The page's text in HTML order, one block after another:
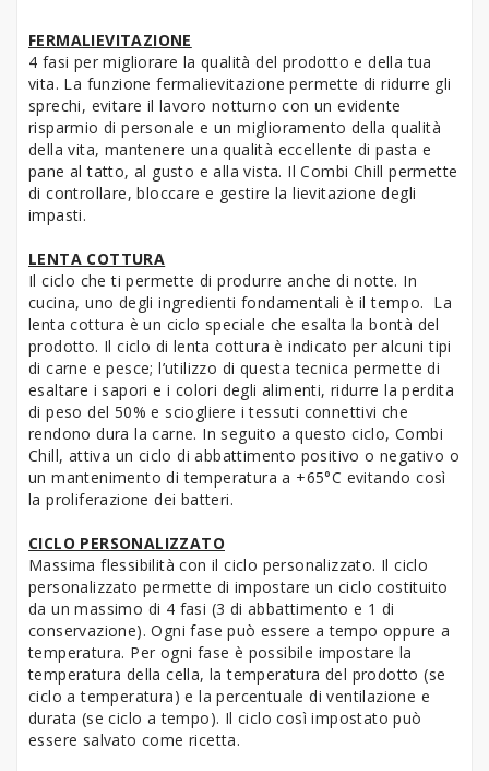
FERMALIEVITAZIONE
4 fasi per migliorare la qualità del prodotto e della tua
vita. La funzione fermalievitazione permette di ridurre gli
sprechi, evitare il lavoro notturno con un evidente
risparmio di personale e un miglioramento della qualità
della vita, mantenere una qualità eccellente di pasta e
pane al tatto, al gusto e alla vista. Il Combi Chill permette
di controllare, bloccare e gestire la lievitazione degli
impasti.
LENTA COTTURA
Il ciclo che ti permette di produrre anche di notte. In
cucina, uno degli ingredienti fondamentali è il tempo. La
lenta cottura è un ciclo speciale che esalta la bontà del
prodotto. Il ciclo di lenta cottura è indicato per alcuni tipi
di carne e pesce; l’utilizzo di questa tecnica permette di
esaltare i sapori e i colori degli alimenti, ridurre la perdita
di peso del 50% e sciogliere i tessuti connettivi che
rendono dura la carne. In seguito a questo ciclo, Combi
Chill, attiva un ciclo di abbattimento positivo o negativo o
un mantenimento di temperatura a +65°C evitando così
la proliferazione dei batteri.
CICLO PERSONALIZZATO
Massima flessibilità con il ciclo personalizzato. Il ciclo
personalizzato permette di impostare un ciclo costituito
da un massimo di 4 fasi (3 di abbattimento e 1 di
conservazione). Ogni fase può essere a tempo oppure a
temperatura. Per ogni fase è possibile impostare la
temperatura della cella, la temperatura del prodotto (se
ciclo a temperatura) e la percentuale di ventilazione e
durata (se ciclo a tempo). Il ciclo così impostato può
essere salvato come ricetta.